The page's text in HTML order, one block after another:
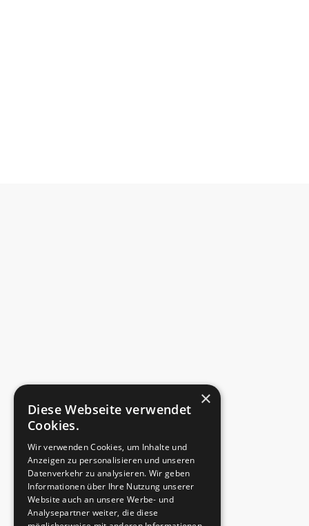
×
Diese Webseite verwendet
Cookies.
Wir verwenden Cookies, um Inhalte und
Anzeigen zu personalisieren und unseren
Datenverkehr zu analysieren. Wir geben
Informationen über Ihre Nutzung unserer
Website auch an unsere Werbe- und
Analysepartner weiter, die diese